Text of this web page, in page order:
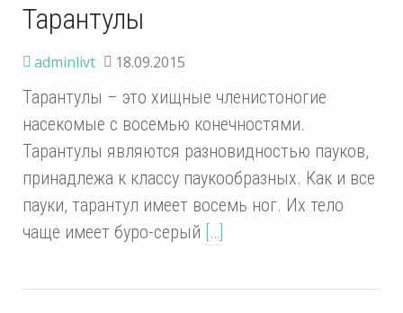
Тарантулы
adminlivt 18.09.2015
Тарантулы – это хищные членистоногие
насекомые с восемью конечностями.
Тарантулы являются разновидностью пауков,
принадлежа к классу паукообразных. Как и все
пауки, тарантул имеет восемь ног. Их тело
чаще имеет буро-серый […]